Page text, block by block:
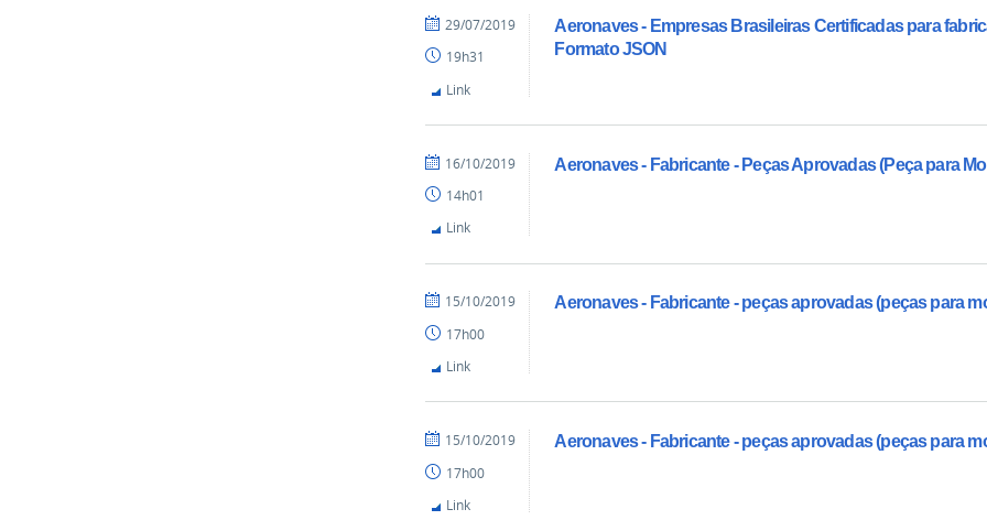
Aeronaves - Empresas Brasileiras Certificadas para
Formato JSON
29/07/2019
19h31
Link
Aeronaves - Fabricante - Peças Aprovadas (Peça para
16/10/2019
14h01
Link
Aeronaves - Fabricante - peças aprovadas (peças para
15/10/2019
17h00
Link
Aeronaves - Fabricante - peças aprovadas (peças para
15/10/2019
17h00
Link